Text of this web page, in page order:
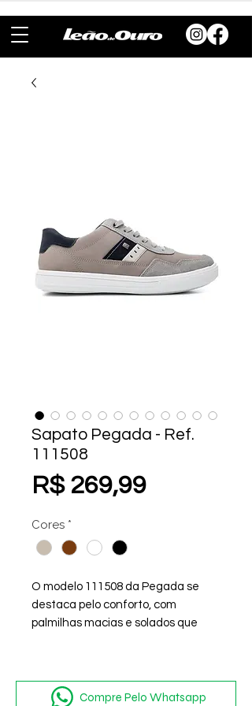
Sapato Pegada - Ref.
111508
R$ 269,99Preço
Cores *
O modelo 111508 da Pegada se
destaca pelo conforto, com
palmilhas macias e solados que
Compre Pelo Whatsapp